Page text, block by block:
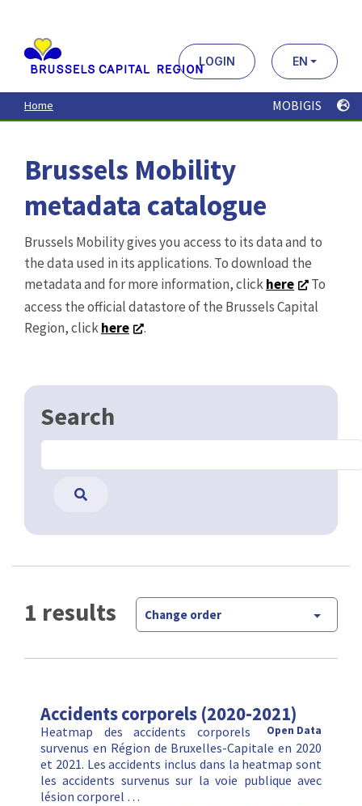
contenu
principal
LOGIN EN
Home MOBIGIS
Brussels Mobility
metadata catalogue
Brussels Mobility gives you access to its data and to
the data used in its applications. To download the
metadata and for more information, clickhere
To
access the official datastore of the Brussels Capital
Region, clickhere .
Search
1 results Change order
Accidents corporels (2020-2021)
Open Data
Heatmap des accidents corporels
survenus en Région de Bruxelles-Capitale en 2020
et 2021. Les accidents inclus dans la heatmap sont
les accidents survenus sur la voie publique avec
lésion corporel …